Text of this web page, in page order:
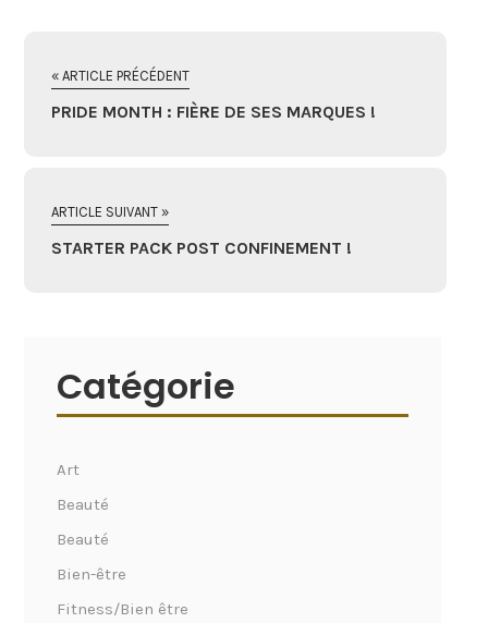
« ARTICLE PRÉCÉDENT
PRIDE MONTH : FIÈRE DE SES MARQUES !
ARTICLE SUIVANT »
STARTER PACK POST CONFINEMENT !
Catégorie
Art
Beauté
Beauté
Bien-être
Fitness/Bien être